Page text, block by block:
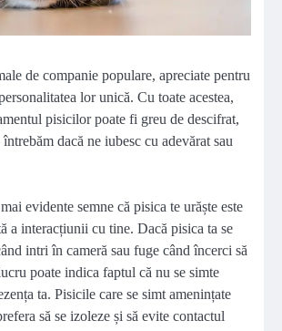
de companie populare, apreciate pentru
lor unică. Cu toate acestea,
pisicilor poate fi greu de descifrat,
dacă ne iubesc cu adevărat sau
evidente semne că pisica te urăște este
a interacțiunii cu tine. Dacă pisica ta se
intri în cameră sau fuge când încerci să
poate indica faptul că nu se simte
ta. Pisicile care se simt amenințate
să se izoleze și să evite contactul